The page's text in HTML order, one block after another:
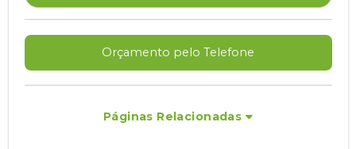
Orçamento pelo Telefone
Páginas Relacionadas